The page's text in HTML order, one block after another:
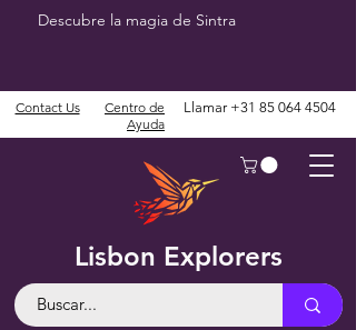
Descubre la magia de Sintra
Lisbon Explorers
Contact Us
Centro de
Ayuda
Llamar +31 85 064 4504